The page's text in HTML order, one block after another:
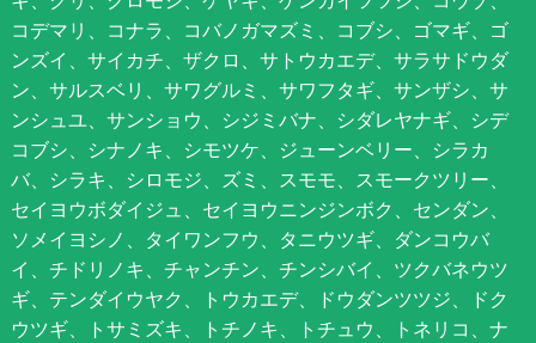
コデマリ、コナラ、コバノガマズミ、コブシ、ゴマギ、ゴ
ンズイ、サイカチ、ザクロ、サトウカエデ、サラサドウダ
ン、サルスベリ、サワグルミ、サワフタギ、サンザシ、サ
ンシュユ、サンショウ、シジミバナ、シダレヤナギ、シデ
コブシ、シナノキ、シモツケ、ジューンベリー、シラカ
バ、シラキ、シロモジ、ズミ、スモモ、スモークツリー、
セイヨウボダイジュ、セイヨウニンジンボク、センダン、
ソメイヨシノ、タイワンフウ、タニウツギ、ダンコウバ
イ、チドリノキ、チャンチン、チンシバイ、ツクバネウツ
ギ、テンダイウヤク、トウカエデ、ドウダンツツジ、ドク
ウツギ、トサミズキ、トチノキ、トチュウ、トネリコ、ナ